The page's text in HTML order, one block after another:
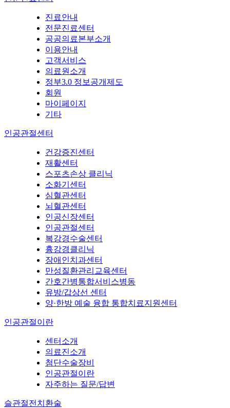
진료안내
전문진료센터
공공의료본부소개
이용안내
고객서비스
의료원소개
정부3.0 정보공개제도
회원
마이페이지
기타
인공관절센터
건강증진센터
재활센터
스포츠손상 클리닉
소화기센터
심혈관센터
뇌혈관센터
인공신장센터
인공관절센터
복강경수술센터
흉강경클리닉
장애인치과센터
만성질환관리교육센터
간호간병통합서비스병동
유방/갑상선 센터
양·한방 예술 융합 통합치료지원센터
인공관절이란
센터소개
의료진소개
첨단수술장비
인공관절이란
자주하는 질문/답변
슬관절전치환술